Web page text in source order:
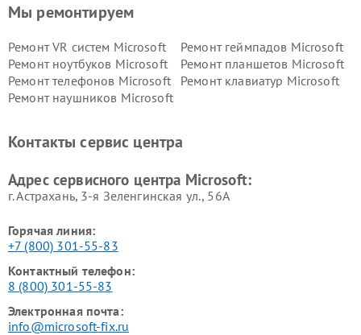
Мы ремонтируем
Ремонт VR систем Microsoft
Ремонт геймпадов Microsoft
Ремонт ноутбуков Microsoft
Ремонт планшетов Microsoft
Ремонт телефонов Microsoft
Ремонт клавиатур Microsoft
Ремонт наушников Microsoft
Контакты сервис центра
Адрес сервисного центра Microsoft:
г. Астрахань, 3-я Зеленгинская ул., 56А
Горячая линия:
+7 (800) 301-55-83
Контактный телефон:
8 (800) 301-55-83
Электронная почта:
info@microsoft-fix.ru